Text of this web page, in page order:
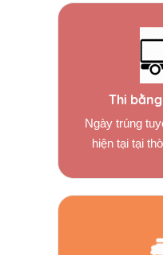
Thi
Ngày trúng
hiện tại tại
Đủ sức khỏe
nâng hạng